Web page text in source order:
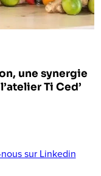
une synergie
Ti Ced’
sur Linkedin